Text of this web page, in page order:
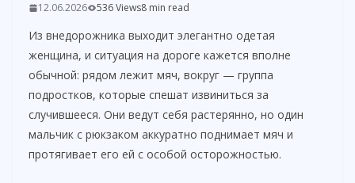
12.06.2026 536 Views8 min read
Из внедорожника выходит элегантно одетая
женщина, и ситуация на дороге кажется вполне
обычной: рядом лежит мяч, вокруг — группа
подростков, которые спешат извиниться за
случившееся. Они ведут себя растерянно, но один
мальчик с рюкзаком аккуратно поднимает мяч и
протягивает его ей с особой осторожностью.